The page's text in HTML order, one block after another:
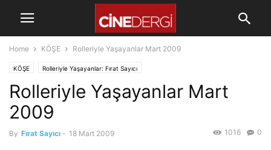
Home KÖŞE Rolleriyle Yaşayanlar Mart 2009
KÖŞE Rolleriyle Yaşayanlar: Fırat Sayıcı
Rolleriyle Yaşayanlar Mart
2009
By Fırat Sayıcı - 18 Mart 2009 0
1016